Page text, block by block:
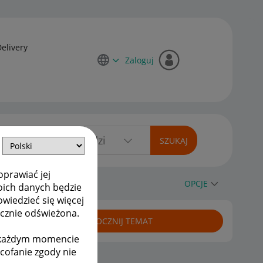
jej
danych będzie
się więcej
odświeżona.
momencie
zgody nie
Zaloguj
OPCJE
ROZPOCZNIJ TEMAT